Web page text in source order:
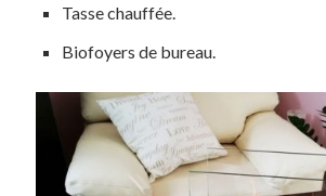
Tasse chauffée.
Biofoyers de bureau.